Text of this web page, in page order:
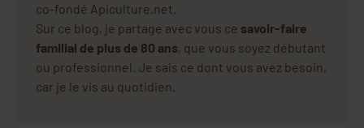
co-fondé Apiculture.net.
Sur ce blog, je partage avec vous ce savoir-faire
familial de plus de 80 ans, que vous soyez débutant
ou professionnel. Je sais ce dont vous avez besoin,
car je le vis au quotidien.